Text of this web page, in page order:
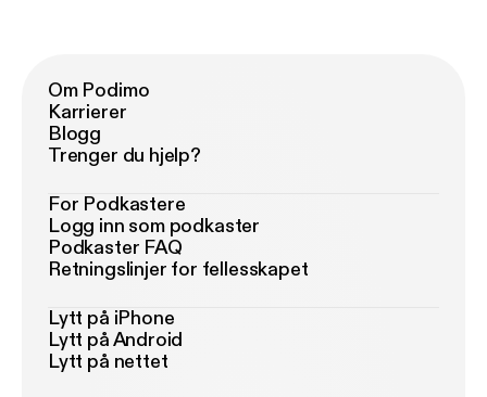
Om Podimo
Karrierer
Blogg
Trenger du hjelp?
For Podkastere
Logg inn som podkaster
Podkaster FAQ
Retningslinjer for fellesskapet
Lytt på iPhone
Lytt på Android
Lytt på nettet